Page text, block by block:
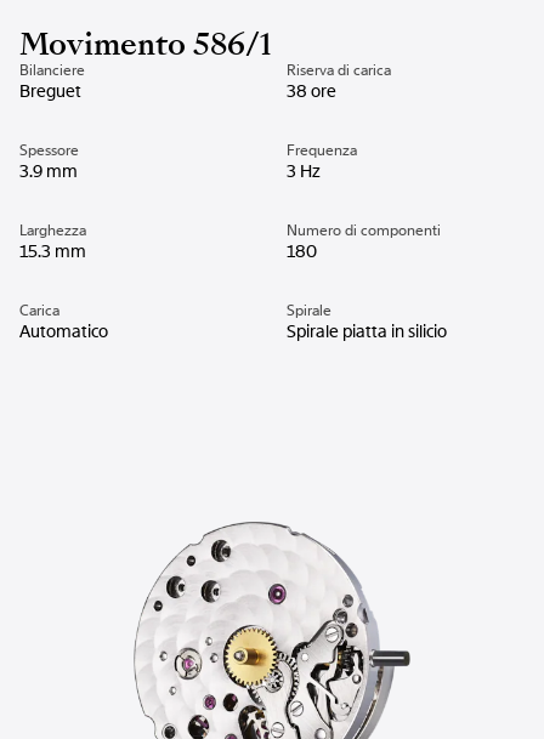
Movimento 586/1
Bilanciere
Breguet
Riserva di carica
38 ore
Spessore
3.9 mm
Frequenza
3 Hz
Larghezza
15.3 mm
Numero di componenti
180
Carica
Automatico
Spirale
Spirale piatta in silicio